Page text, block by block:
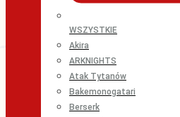
WSZYSTKIE
Akira
ARKNIGHTS
Atak Tytanów
Bakemonogatari
Berserk